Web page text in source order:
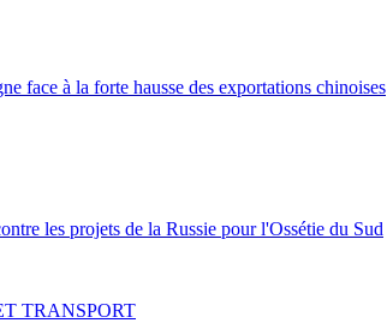
face à la forte hausse des exportations chinoises
les projets de la Russie pour l'Ossétie du Sud
TRANSPORT